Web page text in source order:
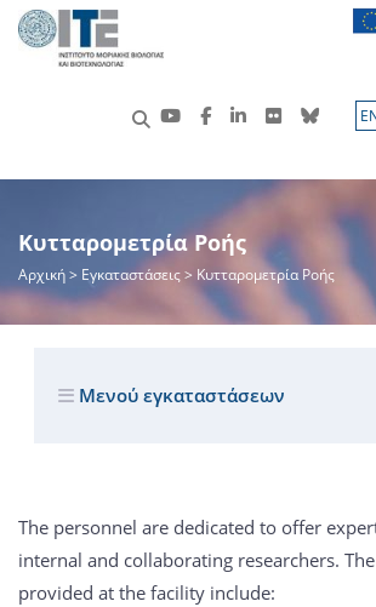
Κυτταρομετρία Ροής
Αρχική> Εγκαταστάσεις > Κυτταρομετρία Ροής
Μενού εγκαταστάσεων
The personnel are dedicated to offer
internal and collaborating researchers.
provided at the facility include: